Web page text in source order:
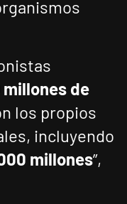
millones de
los propios
incluyendo
millones”,